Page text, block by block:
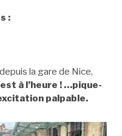
:
la gare de Nice,
à l’heure ! …pique-
palpable.